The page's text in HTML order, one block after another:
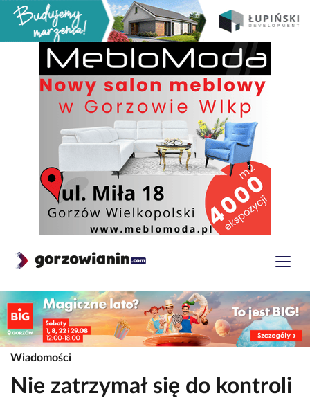
Wiadomości
Nie zatrzymał się do kontroli